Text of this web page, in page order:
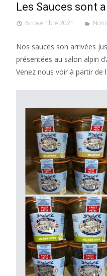
Les Sauces sont
6 novembre 2021 Non
Nos sauces son arrivées
présentées au salon alpin
Venez nous voir à partir de